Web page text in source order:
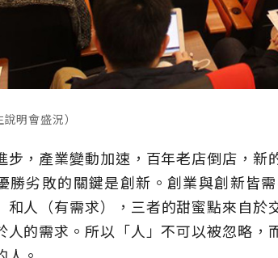
說明會盛況）
步，產業變動加速，百年老店倒店，新
勝劣敗的關鍵是創新。創業與創新皆
和人（有需求），三者的甜蜜點來自
人的需求。所以「人」不可以被忽略